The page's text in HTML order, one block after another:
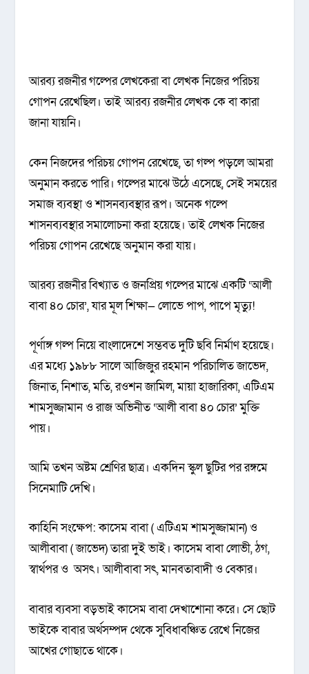
আরব্য রজনীর গল্পের লেখকেরা বা লেখক নিজের পরিচয়
গোপন রেখেছিল। তাই আরব্য রজনীর লেখক কে বা কারা
জানা যায়নি।
কেন নিজদের পরিচয় গোপন রেখেছে, তা গল্প পড়লে আমরা
অনুমান করতে পারি। গল্পের মাঝে উঠে এসেছে, সেই সময়ের
সমাজ ব্যবস্থা ও শাসনব্যবস্থার রূপ। অনেক গল্পে
শাসনব্যবস্থার সমালোচনা করা হয়েছে। তাই লেখক নিজের
পরিচয় গোপন রেখেছে অনুমান করা যায়।
আরব্য রজনীর বিখ্যাত ও জনপ্রিয় গল্পের মাঝে একটি ‘আলী
বাবা ৪০ চোর’, যার মূল শিক্ষা— লোভে পাপ, পাপে মৃত্যু!
পূর্ণাঙ্গ গল্প নিয়ে বাংলাদেশে সম্ভবত দুটি ছবি নির্মাণ হয়েছে।
এর মধ্যে ১৯৮৮ সালে আজিজুর রহমান পরিচালিত জাভেদ,
জিনাত, নিশাত, মতি, রওশন জামিল, মায়া হাজারিকা, এটিএম
শামসুজ্জামান ও রাজ অভিনীত ‘আলী বাবা ৪০ চোর’ মুক্তি
পায়।
আমি তখন অষ্টম শ্রেণির ছাত্র। একদিন স্কুল ছুটির পর রঙ্গমে
সিনেমাটি দেখি।
কাহিনি সংক্ষেপ: কাসেম বাবা ( এটিএম শামসুজ্জামান) ও
আলীবাবা ( জাভেদ) তারা দুই ভাই। কাসেম বাবা লোভী, ঠগ,
স্বার্থপর ও অসৎ। আলীবাবা সৎ, মানবতাবাদী ও বেকার।
বাবার ব্যবসা বড়ভাই কাসেম বাবা দেখাশোনা করে। সে ছোট
ভাইকে বাবার অর্থসম্পদ থেকে সুবিধাবঞ্চিত রেখে নিজের
আখের গোছাতে থাকে।